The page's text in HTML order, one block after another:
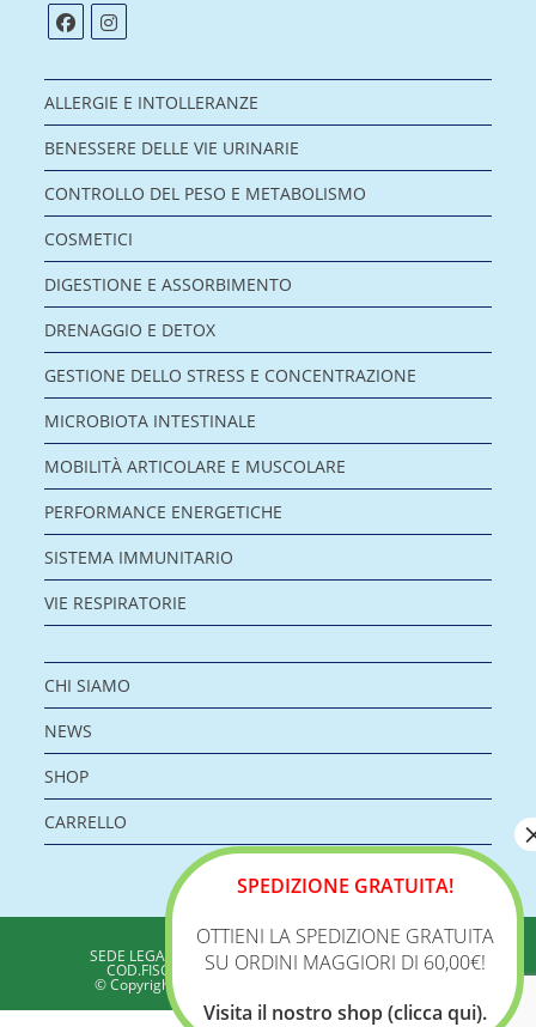
ALLERGIE E INTOLLERANZE
BENESSERE DELLE VIE URINARIE
CONTROLLO DEL PESO E METABOLISMO
COSMETICI
DIGESTIONE E ASSORBIMENTO
DRENAGGIO E DETOX
GESTIONE DELLO STRESS E CONCENTRAZIONE
MICROBIOTA INTESTINALE
MOBILITÀ ARTICOLARE E MUSCOLARE
PERFORMANCE ENERGETICHE
SISTEMA IMMUNITARIO
VIE RESPIRATORIE
CHI SIAMO
NEWS
SHOP
CARRELLO
BIOLOGICA S.R.L.
SEDE LEGALE: VIA DELLA ZECCA 1 – 40100 BOLOGNA
COD.FISC./P.IVA: 04198960371 - REA: BO 353313
© Copyright 2020 - Biologica – Integratori Alimentari
SPEDIZIONE GRATUITA!
OTTIENI LA SPEDIZIONE GRATUITA
SU ORDINI MAGGIORI DI 60,00€!
Visita il nostro shop (clicca qui).